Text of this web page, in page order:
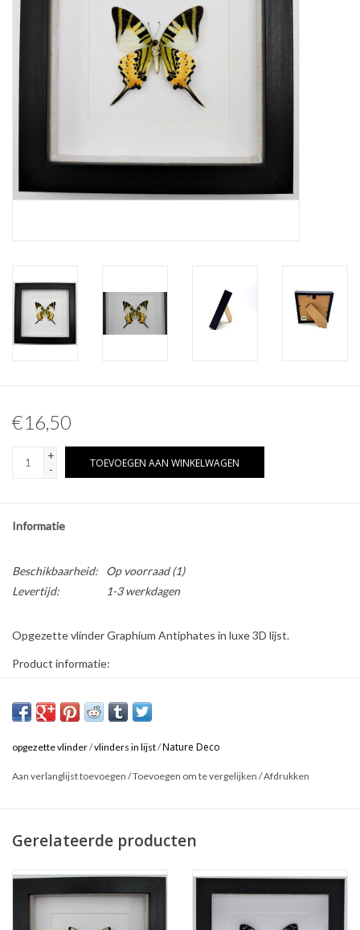
Lijsten & Stolpen
Schedels & skeletten
Opgezette dieren
Hoorns & Geweien
Overige naturalia
Pokémon
€16,50
+
-
TOEVOEGEN AAN WINKELWAGEN
Informatie
Beschikbaarheid: Op voorraad(1)
Levertijd:
1-3 werkdagen
Opgezette vlinder Graphium Antiphates in luxe 3D lijst.
Product informatie:
* Kan zowel hangend als staand gebruikt worden.
opgezette vlinder/vlinders in lijst/Nature Deco
Aan verlanglijst toevoegen /Toevoegen om te vergelijken /Afdrukken
Gerelateerde producten